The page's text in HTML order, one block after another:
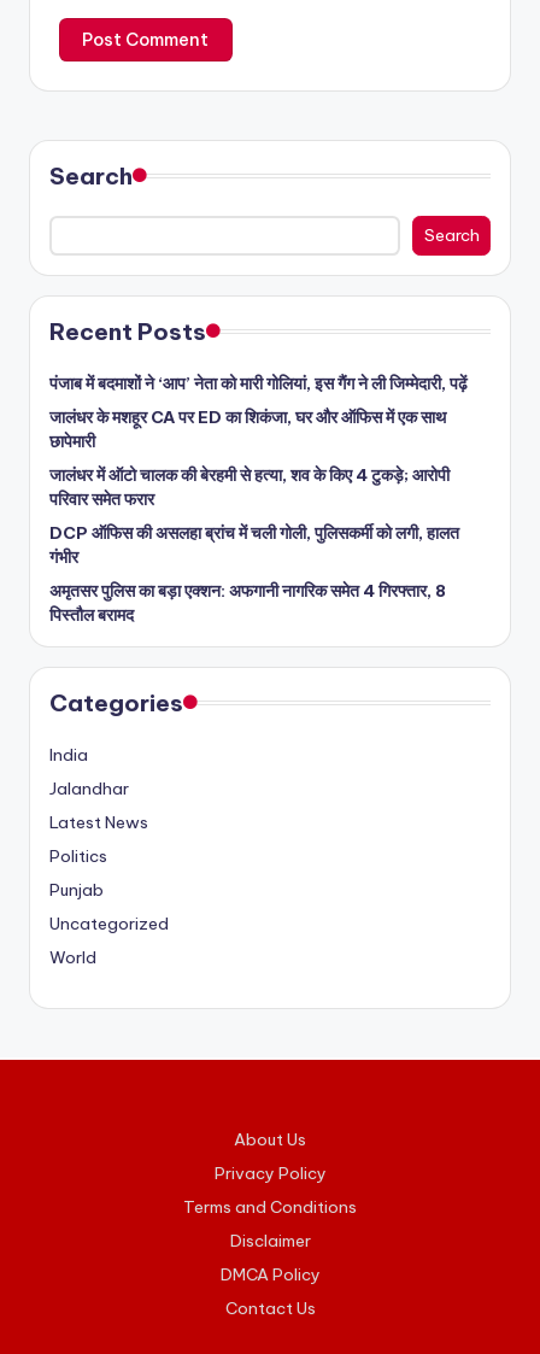
Search
Search
Recent Posts
पंजाब में बदमाशों ने ‘आप’ नेता को मारी गोलियां, इस गैंग ने ली जिम्मेदारी, पढ़ें
जालंधर के मशहूर CA पर ED का शिकंजा, घर और ऑफिस में एक साथ
छापेमारी
जालंधर में ऑटो चालक की बेरहमी से हत्या, शव के किए 4 टुकड़े; आरोपी
परिवार समेत फरार
DCP ऑफिस की असलहा ब्रांच में चली गोली, पुलिसकर्मी को लगी, हालत
गंभीर
अमृतसर पुलिस का बड़ा एक्शन: अफगानी नागरिक समेत 4 गिरफ्तार, 8
पिस्तौल बरामद
Categories
India
Jalandhar
Latest News
Politics
Punjab
Uncategorized
World
About Us
Privacy Policy
Terms and Conditions
Disclaimer
DMCA Policy
Contact Us